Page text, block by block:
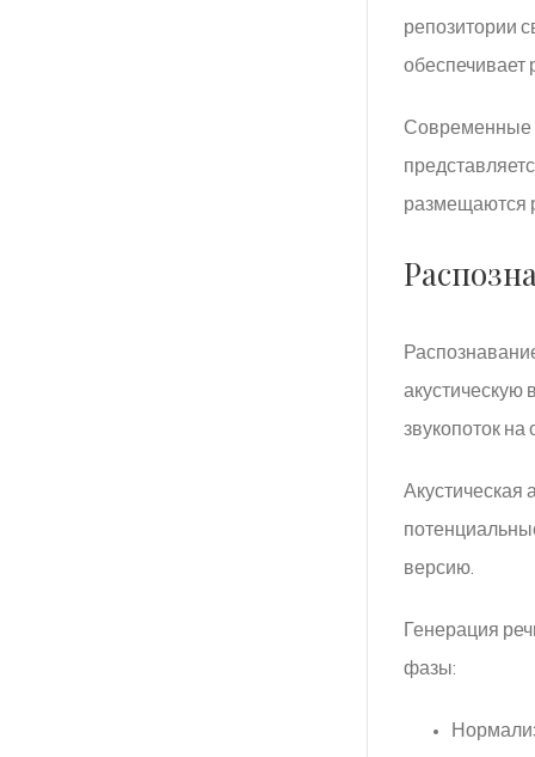
репозитории
обеспечивает
Современные
размещаются
акустическую
звукопоток
Акустическая
версию.
Генерация
фазы: